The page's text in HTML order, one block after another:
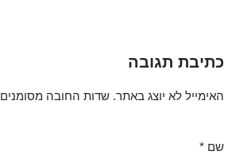
כתיבת תגובה
האימייל לא יוצג באתר. שדות החובה מסומנים
שם *